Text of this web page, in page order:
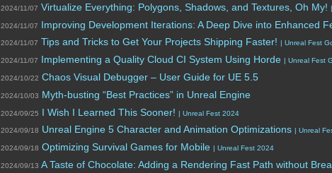
2024/11/07 Virtualize Everything: Polygons, Shadows, and Textures, Oh My!
2024/11/07 Improving Development Iterations: A Deep Dive into Enhanced
2024/11/07 Tips and Tricks to Get Your Projects Shipping Faster! | Unreal Fest
2024/11/07 Implementing a Quality Cloud CI System Using Horde | Unreal Fest
2024/10/22 Chaos Visual Debugger – User Guide for UE 5.5
2024/10/03 Myth-busting “Best Practices” in Unreal Engine
2024/09/25 I Wish I Learned This Sooner! | Unreal Fest 2024
2024/09/18 Unreal Engine 5 Character and Animation Optimizations | Unreal
2024/09/18 Optimizing Survival Games for Mobile | Unreal Fest 2024
2024/09/13 A Taste of Chocolate: Adding a Rendering Fast Path without